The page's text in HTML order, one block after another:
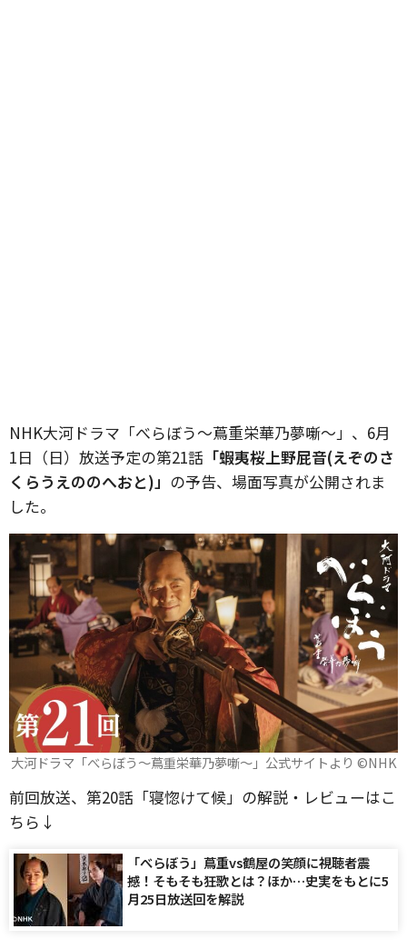
NHK大河ドラマ「べらぼう〜蔦重栄華乃夢噺〜」、6月
1日（日）放送予定の第21話 「蝦夷桜上野屁音(えぞのさ
くらうえののへおと)」 の予告、場面写真が公開されま
した。
大河ドラマ「べらぼう～蔦重栄華乃夢噺～」公式サイトより ©️NHK
前回放送、第20話「寝惚けて候」の解説・レビューはこ
ちら↓
「べらぼう」蔦重vs鶴屋の笑顔に視聴者震
撼！そもそも狂歌とは？ほか…史実をもとに5
月25日放送回を解説